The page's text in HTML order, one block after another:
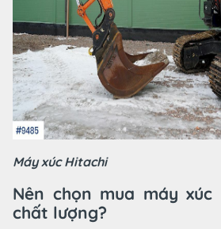
Máy xúc Hitachi
Nên chọn mua máy
chất lượng?